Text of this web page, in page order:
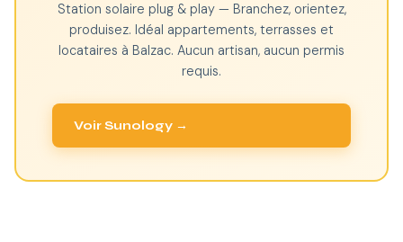
Station solaire plug & play — Branchez, orientez,
produisez. Idéal appartements, terrasses et
locataires à Balzac. Aucun artisan, aucun permis
requis.
Voir Sunology →